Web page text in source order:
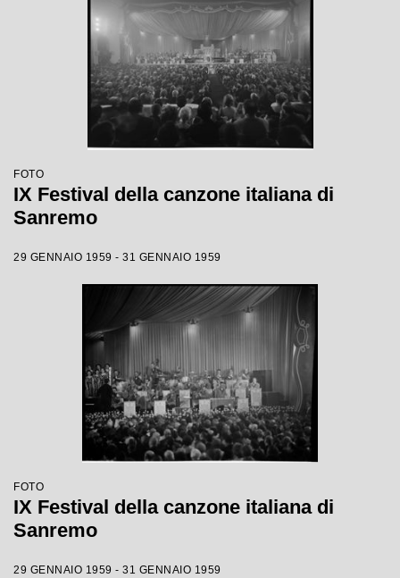
FOTO
IX Festival della canzone italiana di
Sanremo
29 GENNAIO 1959 - 31 GENNAIO 1959
FOTO
IX Festival della canzone italiana di
Sanremo
29 GENNAIO 1959 - 31 GENNAIO 1959